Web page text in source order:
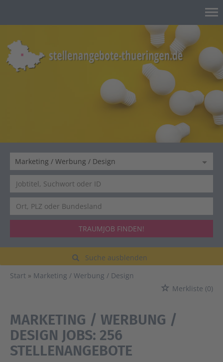
TRAUMJOB FINDEN!
Suche ausblenden
Start
Marketing / Werbung / Design
Merkliste (0)
MARKETING / WERBUNG /
DESIGN JOBS: 256
STELLENANGEBOTE